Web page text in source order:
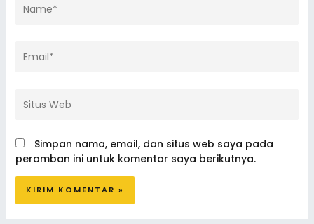
Web
Simpan nama, email, dan situs web saya pada
peramban ini untuk komentar saya berikutnya.